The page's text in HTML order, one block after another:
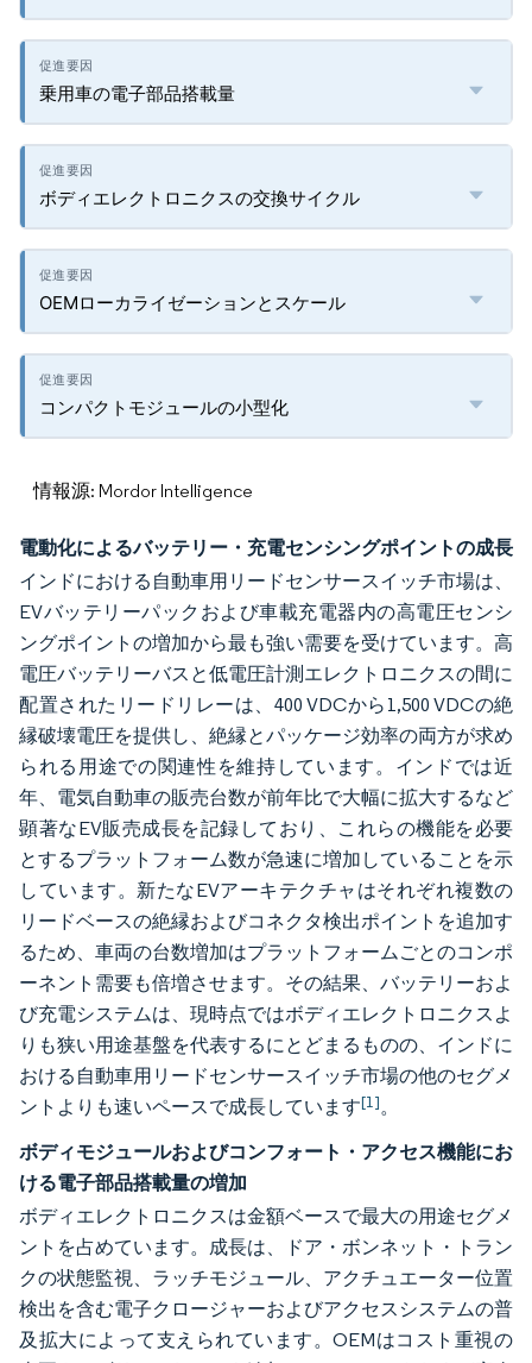
乗用車の電子部品搭載量
ボディエレクトロニクスの交換サイクル
OEMローカライゼーションとスケール
コンパクトモジュールの小型化
情報源: Mordor Intelligence
電動化によるバッテリー・充電センシングポイントの成長
インドにおける自動車用リードセンサースイッチ市場は、
EVバッテリーパックおよび車載充電器内の高電圧センシ
ングポイントの増加から最も強い需要を受けています。高
電圧バッテリーバスと低電圧計測エレクトロニクスの間に
配置されたリードリレーは、400 VDCから1,500 VDCの絶
縁破壊電圧を提供し、絶縁とパッケージ効率の両方が求め
られる用途での関連性を維持しています。インドでは近
年、電気自動車の販売台数が前年比で大幅に拡大するなど
顕著なEV販売成長を記録しており、これらの機能を必要
とするプラットフォーム数が急速に増加していることを示
しています。新たなEVアーキテクチャはそれぞれ複数の
リードベースの絶縁およびコネクタ検出ポイントを追加す
るため、車両の台数増加はプラットフォームごとのコンポ
ーネント需要も倍増させます。その結果、バッテリーおよ
び充電システムは、現時点ではボディエレクトロニクスよ
りも狭い用途基盤を代表するにとどまるものの、インドに
おける自動車用リードセンサースイッチ市場の他のセグメ
ントよりも速いペースで成長しています[1]。
ボディモジュールおよびコンフォート・アクセス機能にお
ける電子部品搭載量の増加
ボディエレクトロニクスは金額ベースで最大の用途セグメ
ントを占めています。成長は、ドア・ボンネット・トラン
クの状態監視、ラッチモジュール、アクチュエーター位置
検出を含む電子クロージャーおよびアクセスシステムの普
及拡大によって支えられています。OEMはコスト重視の